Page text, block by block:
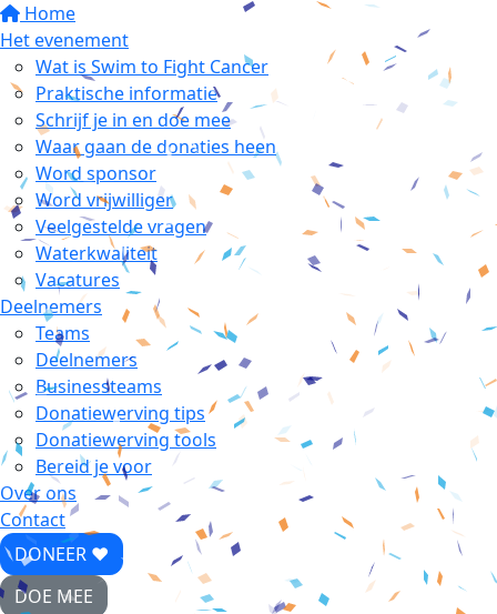
Home
Het evenement
Wat is Swim to Fight Cancer
Praktische informatie
Schrijf je in en doe mee
Waar gaan de donaties heen
Word sponsor
Word vrijwilliger
Veelgestelde vragen
Waterkwaliteit
Vacatures
Deelnemers
Teams
Deelnemers
Businessteams
Donatiewerving tips
Donatiewerving tools
Bereid je voor
Over ons
Contact
DONEER ♥
DOE MEE